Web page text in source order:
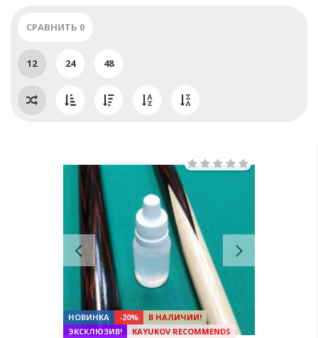
результатов.
СРАВНИТЬ 0
12 24 48
Previous
НОВИНКА -20%
В НАЛИЧИИ!
ЭКСКЛЮЗИВ!
KAYUKOV RECOMMENDS